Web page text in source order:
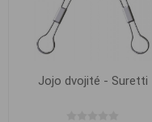
Jojo dvojité - Suretti